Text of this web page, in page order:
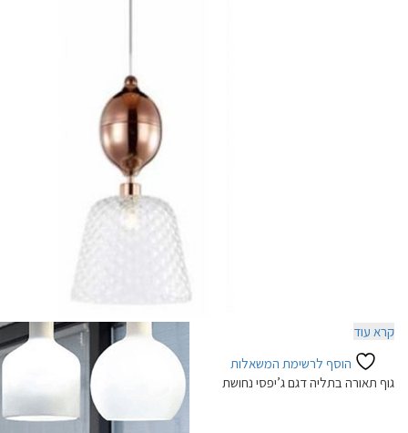
קרא עוד
הוסף לרשימת המשאלות
גוף תאורה בתליה דגם ג’יפסי נחושת